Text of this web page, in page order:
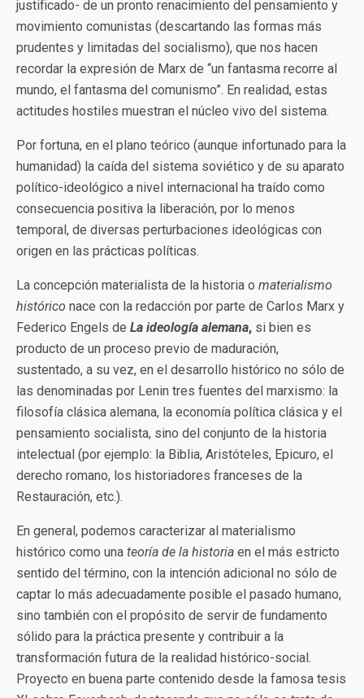
justificado- de un pronto renacimiento del pensamiento y
movimiento comunistas (descartando las formas más
prudentes y limitadas del socialismo), que nos hacen
recordar la expresión de Marx de “un fantasma recorre al
mundo, el fantasma del comunismo”. En realidad, estas
actitudes hostiles muestran el núcleo vivo del sistema.
Por fortuna, en el plano teórico (aunque infortunado para la
humanidad) la caída del sistema soviético y de su aparato
político-ideológico a nivel internacional ha traído como
consecuencia positiva la liberación, por lo menos
temporal, de diversas perturbaciones ideológicas con
origen en las prácticas políticas.
La concepción materialista de la historia o materialismo
histórico nace con la redacción por parte de Carlos Marx y
Federico Engels de La ideología alemana, si bien es
producto de un proceso previo de maduración,
sustentado, a su vez, en el desarrollo histórico no sólo de
las denominadas por Lenin tres fuentes del marxismo: la
filosofía clásica alemana, la economía política clásica y el
pensamiento socialista, sino del conjunto de la historia
intelectual (por ejemplo: la Biblia, Aristóteles, Epicuro, el
derecho romano, los historiadores franceses de la
Restauración, etc.).
En general, podemos caracterizar al materialismo
histórico como una teoría de la historia en el más estricto
sentido del término, con la intención adicional no sólo de
captar lo más adecuadamente posible el pasado humano,
sino también con el propósito de servir de fundamento
sólido para la práctica presente y contribuir a la
transformación futura de la realidad histórico-social.
Proyecto en buena parte contenido desde la famosa tesis